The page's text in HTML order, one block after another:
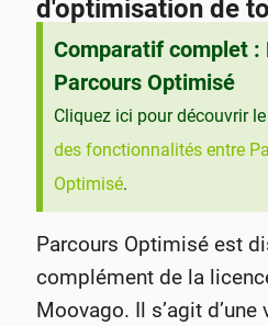
d'optimisation de
Comparatif complet :
Parcours Optimisé
Cliquez ici pour découvrir
des fonctionnalités entre
Optimisé.
Parcours Optimisé est
complément de la
Moovago. Il s’agit